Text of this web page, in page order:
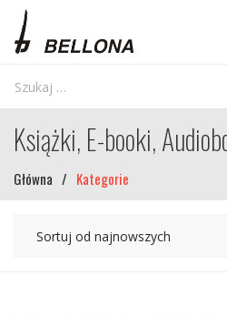
Książki, E-booki,
Główna / Kategorie